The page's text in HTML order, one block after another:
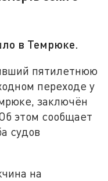
в Темрюке.
пятилетнюю
переходе у
заключён
этом сообщает
судов
на